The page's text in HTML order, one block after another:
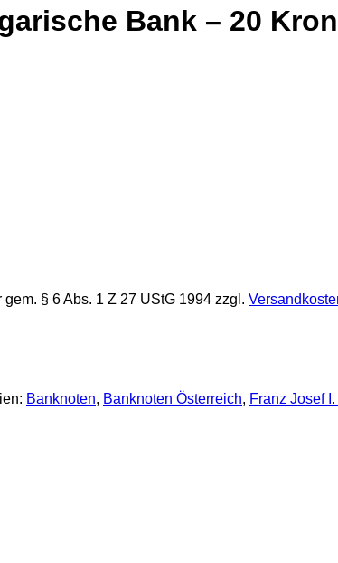
Bank – 20
§ 6 Abs. 1 Z 27 UStG 1994 zzgl.
Banknoten, Banknoten Österreich, Franz Josef